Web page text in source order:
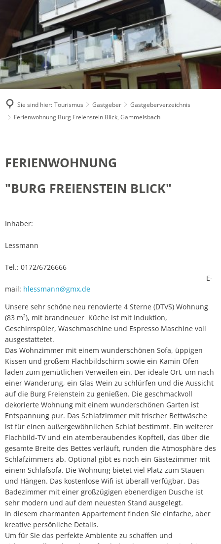
Sie sind hier: Tourismus Gastgeber
Gastgeberverzeichnis
Ferienwohnung Burg Freienstein Blick, Gammelsbach
Burg
Blick,
FERIENWOHNUNG
"BURG FREIENSTEIN BLICK"
Inhaber:
Lessmann
Tel.: 0172/6726666
E-
mail: hlessmann@gmx.de
Unsere sehr schöne neu renovierte 4 Sterne (DTVS) Wohnung
(83 m²), mit brandneuer Küche ist mit Induktion,
Geschirrspüler, Waschmaschine und Espresso Maschine voll
ausgestattetet.
Das Wohnzimmer mit einem wunderschönen Sofa, üppigen
Kissen und großem Flachbildschirm sowie ein Kamin Ofen
laden zum gemütlichen Verweilen ein. Der ideale Ort, um nach
einer Wanderung, ein Glas Wein zu schlürfen und die Aussicht
auf die Burg Freienstein zu genießen. Die geschmackvoll
dekorierte Wohnung mit einem wunderschönen Garten ist
Entspannung pur. Das Schlafzimmer mit frischer Bettwäsche
ist für einen außergewöhnlichen Schlaf bestimmt. Ein weiterer
Flachbild-TV und ein atemberaubendes Kopfteil, das über die
gesamte Breite des Bettes verläuft, runden die Atmosphäre des
Schlafzimmers ab. Optional gibt es noch ein Gästezimmer mit
einem Schlafsofa. Die Wohnung bietet viel Platz zum Stauen
und Hängen. Das kostenlose Wifi ist überall verfügbar. Das
Badezimmer mit einer großzügigen ebenerdigen Dusche ist
sehr modern und auf dem neuesten Stand ausgelegt.
In diesem charmanten Appartement finden Sie einfache, aber
kreative persönliche Details.
Um für Sie das perfekte Ambiente zu schaffen und